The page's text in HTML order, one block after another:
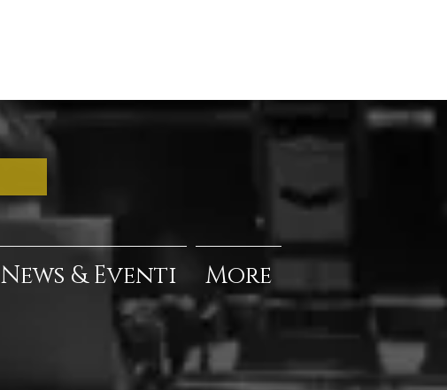
News & Eventi More